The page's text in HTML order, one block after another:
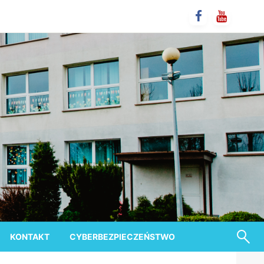
KONTAKT CYBERBEZPIECZEŃSTWO